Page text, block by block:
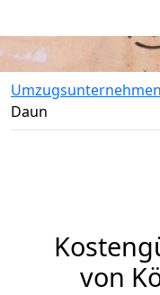
Daun
von